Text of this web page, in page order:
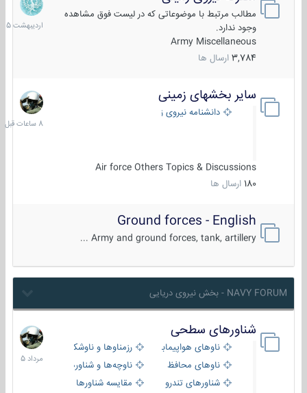
مطالب مرتبط با موضوعاتی که در لیست فوق مشاهده
وجود ندارد.
Army Miscellaneous
3,784 ارسال ها
1405
سایر بخشهای زمینی
دانشنامه نیروی زمینی
Air force Others Topics & Discussions
180 ارسال ها
8
ساعات
قبل
Ground forces - English
Army and ground forces, tank, artillery ...
NAVY FORUM - بخش نیروی دریایی
شناورهای سطحی
ناوهای هواپیمابر و بالگرد بررزمناوها و ناوشکن‌ها
ناوهای محافظ
ناوچه‌ها و شناورهای گشتی
شناورهای تندرو
مقایسه شناورها
2
مرداد
1405